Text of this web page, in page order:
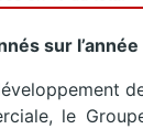
sur l’année
le